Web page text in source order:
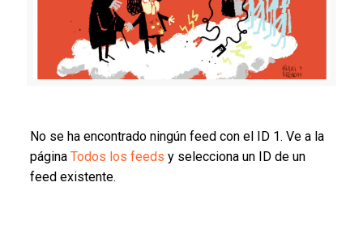
No se ha encontrado ningún feed con el ID 1. Ve a la
página Todos los feeds y selecciona un ID de un
feed existente.